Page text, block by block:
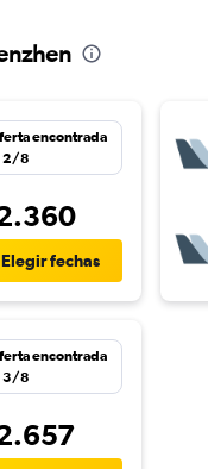
encontrada
2/8
Elegir fechas
encontrada
3/8